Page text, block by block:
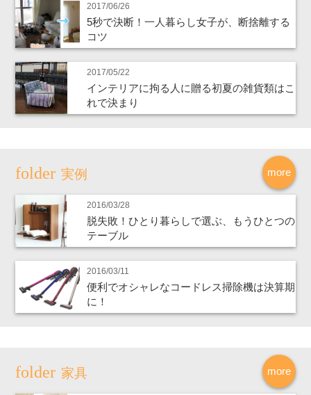
2017/06/26
5秒で決断！一人暮らし女子が、断捨離する
コツ
2017/05/22
インテリアに拘る人に贈る初夏の雑貨類はこ
れで決まり
more
実例
2016/03/28
脱失敗！ひとり暮らしで選ぶ、もうひとつの
テーブル
2016/03/11
便利でオシャレなコードレス掃除機は決算期
に！
more
家具